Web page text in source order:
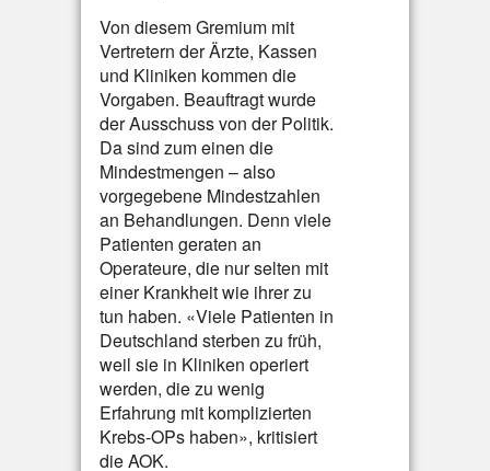
Von diesem Gremium mit
Vertretern der Ärzte, Kassen
und Kliniken kommen die
Vorgaben. Beauftragt wurde
der Ausschuss von der Politik.
Da sind zum einen die
Mindestmengen – also
vorgegebene Mindestzahlen
an Behandlungen. Denn viele
Patienten geraten an
Operateure, die nur selten mit
einer Krankheit wie ihrer zu
tun haben. «Viele Patienten in
Deutschland sterben zu früh,
weil sie in Kliniken operiert
werden, die zu wenig
Erfahrung mit komplizierten
Krebs-OPs haben», kritisiert
die AOK.